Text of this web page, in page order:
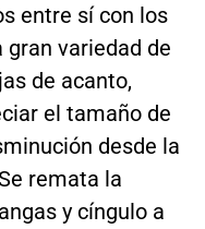
entre sí con los
variedad de
de acanto,
el tamaño de
desde la
remata la
y cíngulo a